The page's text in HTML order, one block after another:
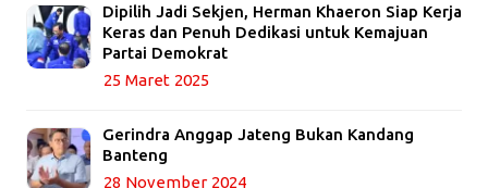
Dipilih Jadi Sekjen, Herman Khaeron Siap Kerja
Keras dan Penuh Dedikasi untuk Kemajuan
Partai Demokrat
25 Maret 2025
Gerindra Anggap Jateng Bukan Kandang
Banteng
28 November 2024